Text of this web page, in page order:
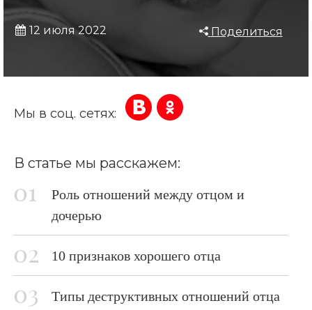
12 июля 2022 Поделиться
Мы в соц. сетях:
В статье мы расскажем:
Роль отношений между отцом и
дочерью
10 признаков хорошего отца
Типы деструктивных отношений отца